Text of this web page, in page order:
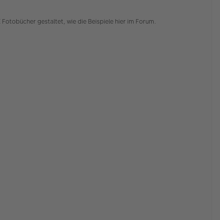
gestaltet, wie die Beispiele hier im Forum.